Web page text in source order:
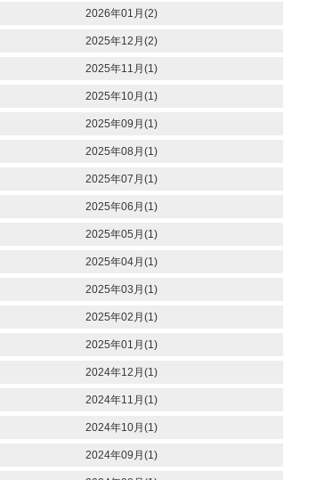
2026年01月(2)
2025年12月(2)
2025年11月(1)
2025年10月(1)
2025年09月(1)
2025年08月(1)
2025年07月(1)
2025年06月(1)
2025年05月(1)
2025年04月(1)
2025年03月(1)
2025年02月(1)
2025年01月(1)
2024年12月(1)
2024年11月(1)
2024年10月(1)
2024年09月(1)